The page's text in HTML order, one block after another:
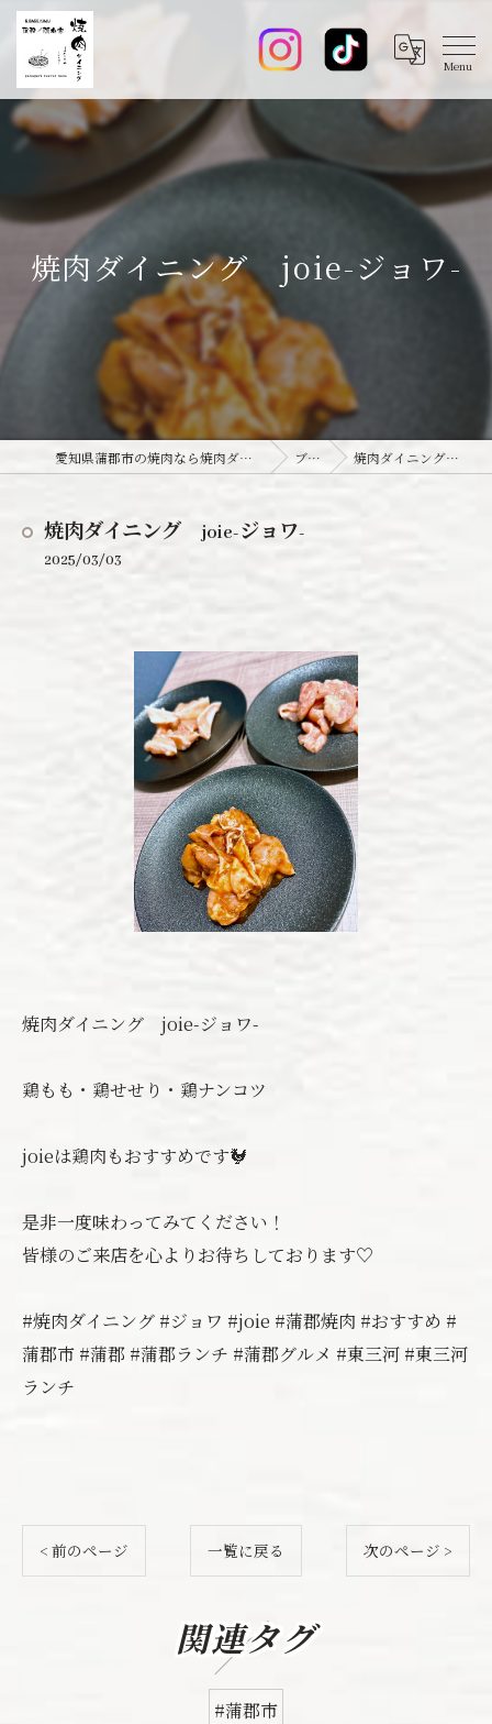
焼肉ダイニング joie-ジョワ-
愛知県蒲郡市の焼肉なら焼肉ダイニング joie-ジョワ- ブログ 焼肉ダイニング joie-ジョワ-
焼肉ダイニング joie-ジョワ-
2025/03/03
焼肉ダイニング joie-ジョワ-
鶏もも・鶏せせり・鶏ナンコツ
joieは鶏肉もおすすめです🐓
是非一度味わってみてください！
皆様のご来店を心よりお待ちしております♡
#焼肉ダイニング #ジョワ #joie #蒲郡焼肉 #おすすめ #
蒲郡市 #蒲郡 #蒲郡ランチ #蒲郡グルメ #東三河 #東三河
ランチ
< 前のページ 一覧に戻る 次のページ >
関連タグ
#蒲郡市